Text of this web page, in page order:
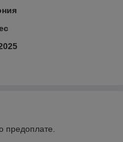
предоплате.